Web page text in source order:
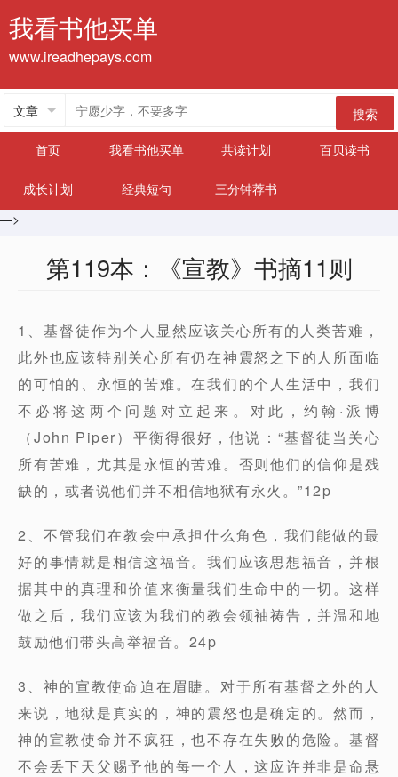
我看书他买单
www.ireadhepays.com
搜索
首页
我看书他买单 共读计划 百贝读书
成长计划 经典短句
三分钟荐书
—>
第119本：《宣教》书摘11则
1、基督徒作为个人显然应该关心所有的人类苦难，
此外也应该特别关心所有仍在神震怒之下的人所面临
的可怕的、永恒的苦难。在我们的个人生活中，我们
不必将这两个问题对立起来。对此，约翰·派博
（John Piper）平衡得很好，他说：“基督徒当关心
所有苦难，尤其是永恒的苦难。否则他们的信仰是残
缺的，或者说他们并不相信地狱有永火。”12p
2、不管我们在教会中承担什么角色，我们能做的最
好的事情就是相信这福音。我们应该思想福音，并根
据其中的真理和价值来衡量我们生命中的一切。这样
做之后，我们应该为我们的教会领袖祷告，并温和地
鼓励他们带头高举福音。24p
3、神的宣教使命迫在眉睫。对于所有基督之外的人
来说，地狱是真实的，神的震怒也是确定的。然而，
神的宣教使命并不疯狂，也不存在失败的危险。基督
不会丢下天父赐予他的每一个人，这应许并非是命悬